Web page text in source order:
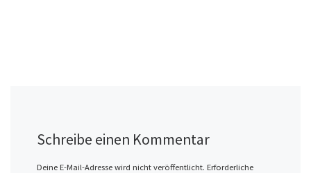
Schreibe einen Kommentar
Deine E-Mail-Adresse wird nicht veröffentlicht. Erforderliche